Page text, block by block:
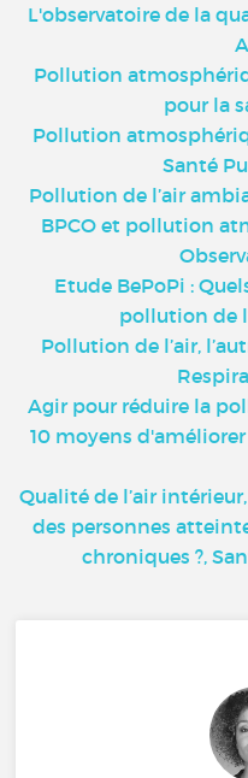
L'observatoire de la
Pollution
pour la
Pollution
Santé
Pollution de l’air
BPCO et pollution
Etude BePoPi :
pollution de
Pollution de l’air,
Agir pour réduire la
10 moyens
Qualité de l’air
des personnes
chroniques ?,